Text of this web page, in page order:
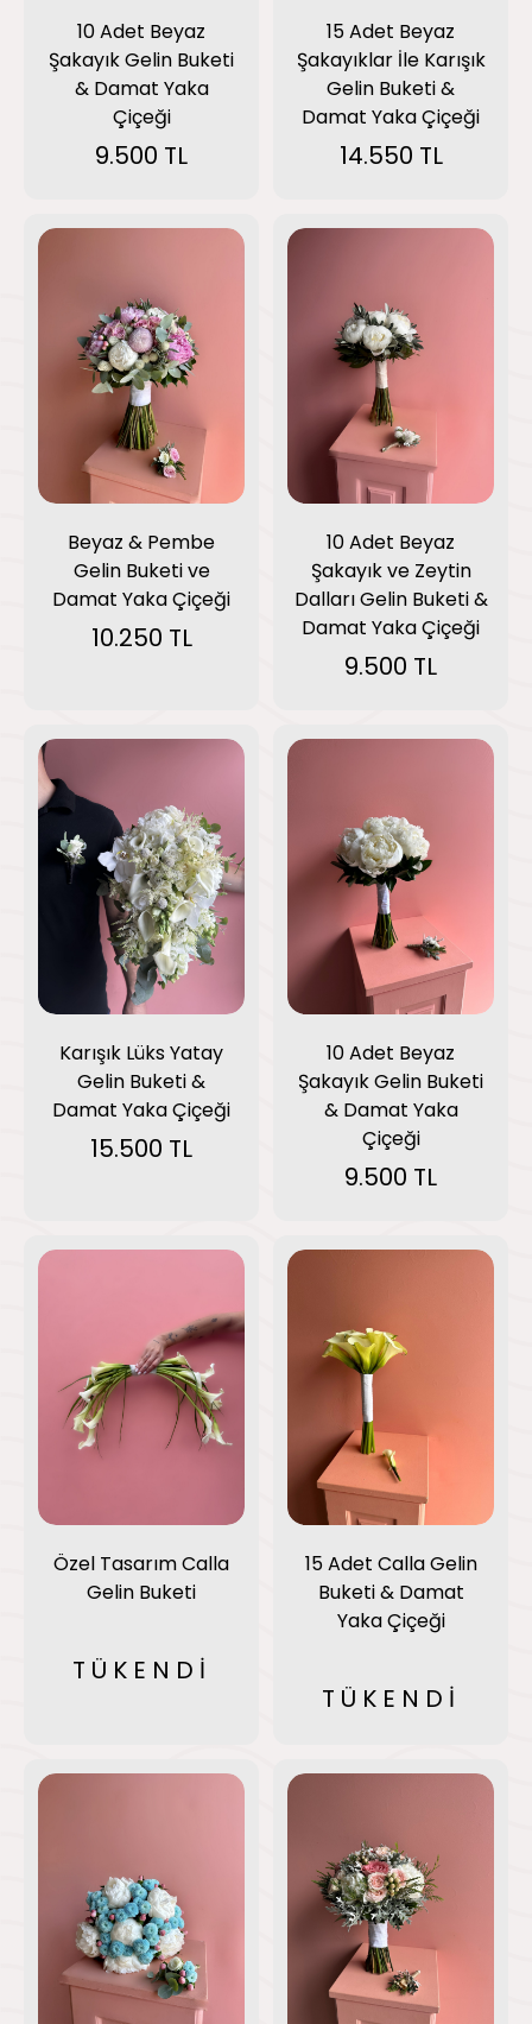
10 Adet Beyaz
Şakayık Gelin Buketi
& Damat Yaka
Çiçeği
9.500 TL
15 Adet Beyaz
Şakayıklar İle Karışık
Gelin Buketi &
Damat Yaka Çiçeği
14.550 TL
Beyaz & Pembe
Gelin Buketi ve
Damat Yaka Çiçeği
10.250 TL
10 Adet Beyaz
Şakayık ve Zeytin
Dalları Gelin Buketi &
Damat Yaka Çiçeği
9.500 TL
Karışık Lüks Yatay
Gelin Buketi &
Damat Yaka Çiçeği
15.500 TL
10 Adet Beyaz
Şakayık Gelin Buketi
& Damat Yaka
Çiçeği
9.500 TL
Özel Tasarım Calla
Gelin Buketi
TÜKENDİ
15 Adet Calla Gelin
Buketi & Damat
Yaka Çiçeği
TÜKENDİ